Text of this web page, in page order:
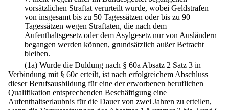
vorsätzlichen Straftat verurteilt wurde, wobei Geldstrafen
von insgesamt bis zu 50 Tagessätzen oder bis zu 90
Tagessätzen wegen Straftaten, die nach dem
Aufenthaltsgesetz oder dem Asylgesetz nur von Ausländern
begangen werden können, grundsätzlich außer Betracht
bleiben.
(1a) Wurde die Duldung nach § 60a Absatz 2 Satz 3 in
Verbindung mit § 60c erteilt, ist nach erfolgreichem Abschluss
dieser Berufsausbildung für eine der erworbenen beruflichen
Qualifikation entsprechenden Beschäftigung eine
Aufenthaltserlaubnis für die Dauer von zwei Jahren zu erteilen,